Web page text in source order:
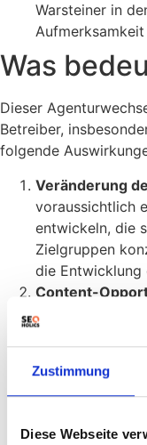
Zustimmung
Diese Webseite
Warsteiner in
Was
Dieser
Betreiber,
folgende
Veränderung
voraussichtlich
entwickeln, die
Zielgruppen
die Entwicklung
Content-
neue Content-
Themencluster.
Monitoring der
die